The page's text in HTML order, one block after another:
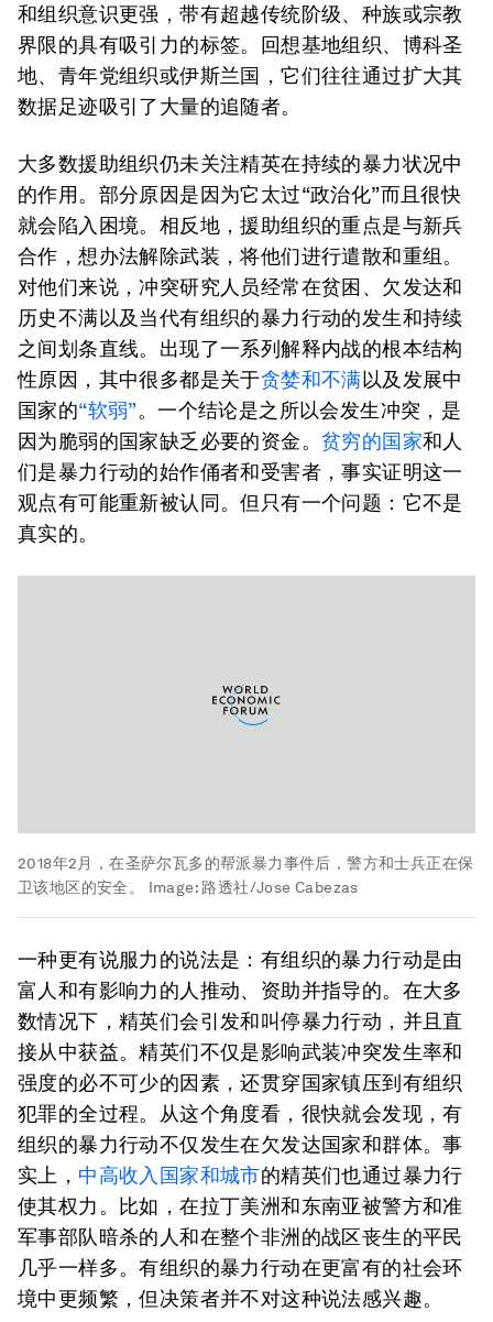
和组织意识更强，带有超越传统阶级、种族或宗教
界限的具有吸引力的标签。回想基地组织、博科圣
地、青年党组织或伊斯兰国，它们往往通过扩大其
数据足迹吸引了大量的追随者。
大多数援助组织仍未关注精英在持续的暴力状况中
的作用。部分原因是因为它太过“政治化”而且很快
就会陷入困境。相反地，援助组织的重点是与新兵
合作，想办法解除武装，将他们进行遣散和重组。
对他们来说，冲突研究人员经常在贫困、欠发达和
历史不满以及当代有组织的暴力行动的发生和持续
之间划条直线。出现了一系列解释内战的根本结构
性原因，其中很多都是关于贪婪和不满以及发展中
国家的“软弱”。一个结论是之所以会发生冲突，是
因为脆弱的国家缺乏必要的资金。 贫穷的国家和人
们是暴力行动的始作俑者和受害者，事实证明这一
观点有可能重新被认同。但只有一个问题：它不是
真实的。
2018年2月，在圣萨尔瓦多的帮派暴力事件后，警方和士兵正在保
卫该地区的安全。
Image: 路透社/Jose Cabezas
一种更有说服力的说法是：有组织的暴力行动是由
富人和有影响力的人推动、资助并指导的。在大多
数情况下，精英们会引发和叫停暴力行动，并且直
接从中获益。精英们不仅是影响武装冲突发生率和
强度的必不可少的因素，还贯穿国家镇压到有组织
犯罪的全过程。从这个角度看，很快就会发现，有
组织的暴力行动不仅发生在欠发达国家和群体。事
实上， 中高收入国家和城市的精英们也通过暴力行
使其权力。比如，在拉丁美洲和东南亚被警方和准
军事部队暗杀的人和在整个非洲的战区丧生的平民
几乎一样多。有组织的暴力行动在更富有的社会环
境中更频繁，但决策者并不对这种说法感兴趣。